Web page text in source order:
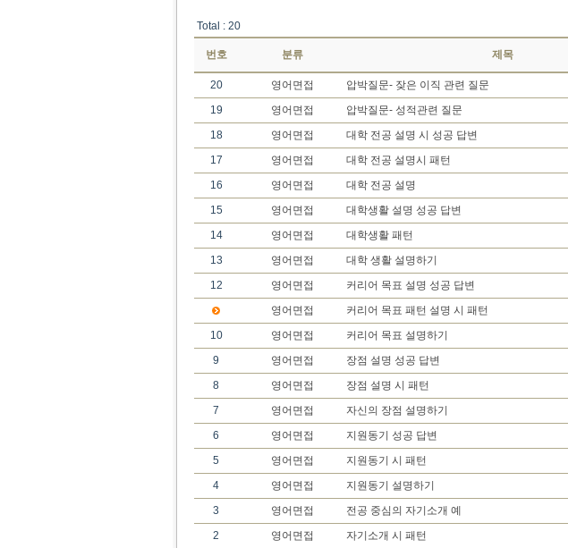
Total : 20
번호 분류 제목
20 영어면접 압박질문- 잦은 이직 관련 질문
19
영어면접 압박질문- 성적관련 질문
18
영어면접 대학 전공 설명 시 성공 답변
17
영어면접 대학 전공 설명시 패턴
16
영어면접 대학 전공 설명
15
영어면접 대학생활 설명 성공 답변
14
영어면접 대학생활 패턴
13
영어면접 대학 생활 설명하기
12
영어면접 커리어 목표 설명 성공 답변
영어면접
커리어 목표 패턴 설명 시 패턴
10
영어면접 커리어 목표 설명하기
9
영어면접 장점 설명 성공 답변
8
영어면접 장점 설명 시 패턴
7
영어면접 자신의 장점 설명하기
6
영어면접 지원동기 성공 답변
5
영어면접 지원동기 시 패턴
4
영어면접 지원동기 설명하기
3
영어면접 전공 중심의 자기소개 예
2
영어면접 자기소개 시 패턴